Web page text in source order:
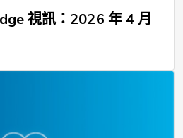
視訊：2026 年 4 月